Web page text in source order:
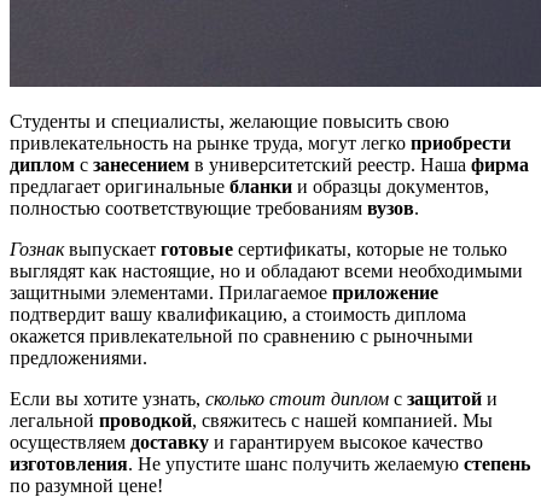
Студенты и специалисты, желающие повысить свою
привлекательность на рынке труда, могут легко приобрести
диплом с занесением в университетский реестр. Наша фирма
предлагает оригинальные бланки и образцы документов,
полностью соответствующие требованиям вузов.
Гознаквыпускает готовые сертификаты, которые не только
выглядят как настоящие, но и обладают всеми необходимыми
защитными элементами. Прилагаемое приложение
подтвердит вашу квалификацию, а стоимость диплома
окажется привлекательной по сравнению с рыночными
предложениями.
Если вы хотите узнать, сколько стоит диплом с защитой и
легальной проводкой, свяжитесь с нашей компанией. Мы
осуществляем доставку и гарантируем высокое качество
изготовления. Не упустите шанс получить желаемую степень
по разумной цене!